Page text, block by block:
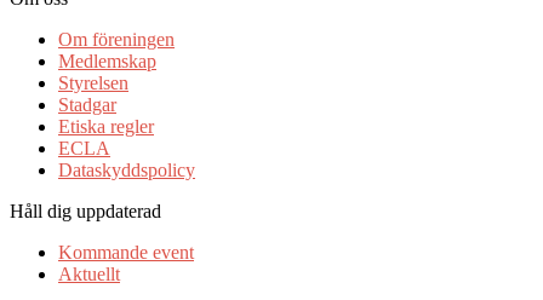
Om föreningen
Medlemskap
Styrelsen
Stadgar
Etiska regler
ECLA
Dataskyddspolicy
Håll dig uppdaterad
Kommande event
Aktuellt